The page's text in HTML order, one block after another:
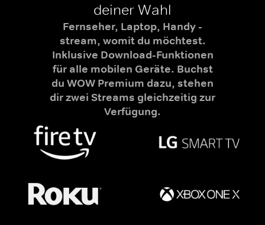
deiner Wahl
Fernseher, Laptop, Handy -
stream, womit du möchtest.
Inklusive Download-Funktionen
für alle mobilen Geräte. Buchst
du WOW Premium dazu, stehen
dir zwei Streams gleichzeitig zur
Verfügung.